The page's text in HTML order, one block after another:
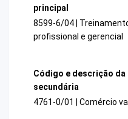
principal
8599-6/04 |
profissional e gerencial
Código e descrição
secundária
4761-0/01 | Comércio